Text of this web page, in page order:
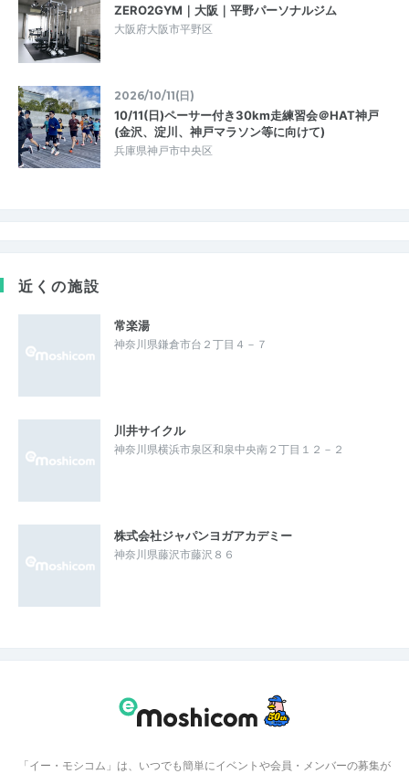
ZERO2GYM｜大阪｜平野パーソナルジム
大阪府大阪市平野区
2026/10/11(日)
10/11(日)ペーサー付き30km走練習会＠HAT神戸
(金沢、淀川、神戸マラソン等に向けて)
兵庫県神戸市中央区
近くの施設
常楽湯
神奈川県鎌倉市台２丁目４－７
川井サイクル
神奈川県横浜市泉区和泉中央南２丁目１２－２
株式会社ジャパンヨガアカデミー
神奈川県藤沢市藤沢８６
「イー・モシコム」は、いつでも簡単にイベントや会員・メンバーの募集が